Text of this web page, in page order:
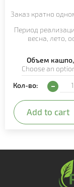
Заказ кратно
Период
весна, лето
Объем
Кол-во:
Add to cart